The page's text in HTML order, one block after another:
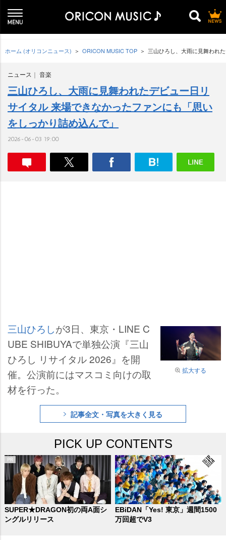
ホーム (オリコンニュース) ORICON MUSIC TOP 三山ひろし、大雨に見舞われ
ニュース 音楽
三山ひろし、大雨に見舞われたデビュー日リ
サイタル 来場できなかったファンにも「思い
をしっかり詰め込んで」
2026-06-03 19:00
拡大する
三山ひろしが3日、東京・LINE C
UBE SHIBUYAで単独公演『三山
ひろし リサイタル 2026』を開
催。公演前にはマスコミ向けの取
材を行った。
記事全文・写真を大きく見る
PICK UP CONTENTS
SUPER★DRAGON初の両A面シ
ングルリリース
EBiDAN「Yes! 東京」週間1500
万回超でV3